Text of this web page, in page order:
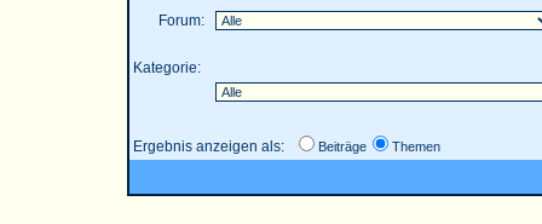
Forum:
Kategorie:
Ergebnis anzeigen als: Beiträge Themen